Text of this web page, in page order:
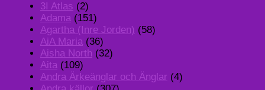
3I Atlas (2)
Adama (151)
Agartha (Inre Jorden) (58)
AiA Maria (36)
Aisha North (32)
Aita (109)
Andra Ärkeänglar och Änglar (4)